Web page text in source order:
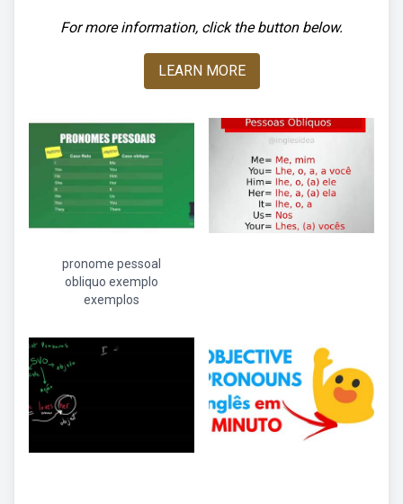
For more information, click the button below.
LEARN MORE
pronome pessoal
obliquo exemplo
exemplos